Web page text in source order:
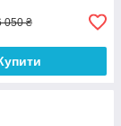
050 ₴